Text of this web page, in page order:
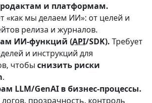
и платформам.
«как мы делаем ИИ»: от целей и
релиза и журналов.
ИИ-функций (API/SDK). Требует
и инструкций для
чтобы снизить риски
.
LLM/GenAI в бизнес-процессы.
прозрачность, контроль